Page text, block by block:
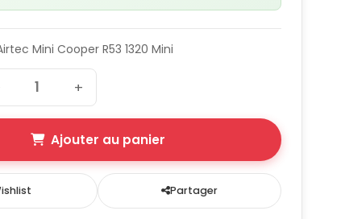
Mini Cooper R53 1320 Mini
+
Ajouter au panier
Partager